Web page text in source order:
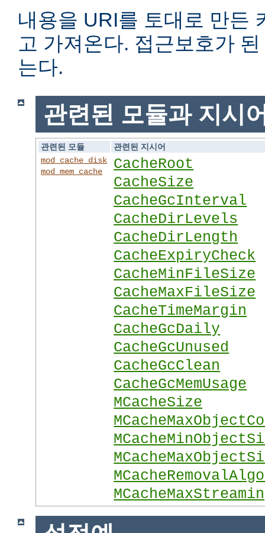
내용을 URI를 토대로 만든
고 가져온다. 접근보호가
는다.
관련된 모듈과 지시
관련된 모듈
관련된 지시어
mod_cache_disk
mod_mem_cache
CacheRoot
CacheSize
CacheGcInterval
CacheDirLevels
CacheDirLength
CacheExpiryCheck
CacheMinFileSize
CacheMaxFileSize
CacheTimeMargin
CacheGcDaily
CacheGcUnused
CacheGcClean
CacheGcMemUsage
MCacheSize